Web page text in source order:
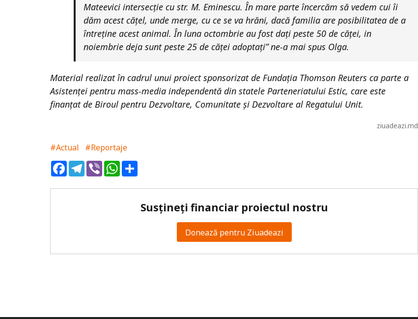
Mateevici intersecție cu str. M. Eminescu. În mare parte încercăm să vedem cui îi
dăm acest cățel, unde merge, cu ce se va hrăni, dacă familia are posibilitatea de a
întreține acest animal. În luna octombrie au fost dați peste 50 de căței, in
noiembrie deja sunt peste 25 de căței adoptați” ne-a mai spus Olga.
Material realizat în cadrul unui proiect sponsorizat de Fundația Thomson Reuters ca parte a
Asistenței pentru mass-media independentă din statele Parteneriatului Estic, care este
finanțat de Biroul pentru Dezvoltare, Comunitate și Dezvoltare al Regatului Unit.
ziuadeazi.md
#Actual
#Reportaje
FacebookTelegram
ViberWhatsApp
Susțineți financiar proiectul nostru
Donează pentru Ziuadeazi